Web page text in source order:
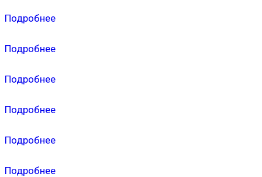
Подробнее
Подробнее
Подробнее
Подробнее
Подробнее
Подробнее